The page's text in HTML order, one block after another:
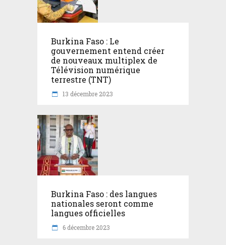
Burkina Faso : Le
gouvernement entend créer
de nouveaux multiplex de
Télévision numérique
terrestre (TNT)
13 décembre 2023
Burkina Faso : des langues
nationales seront comme
langues officielles
6 décembre 2023